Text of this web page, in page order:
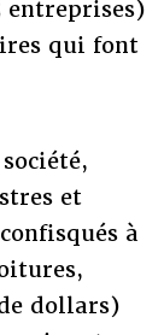
entreprises)
qui font
et
à
dollars)